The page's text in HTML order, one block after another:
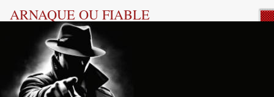
ARNAQUE OU FIABLE